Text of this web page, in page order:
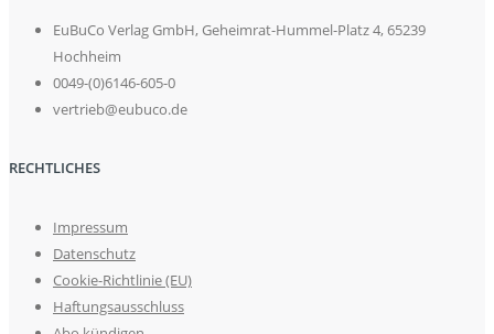
EuBuCo Verlag GmbH, Geheimrat-Hummel-Platz 4, 65239
Hochheim
0049-(0)6146-605-0
vertrieb@eubuco.de
RECHTLICHES
Impressum
Datenschutz
Cookie-Richtlinie (EU)
Haftungsausschluss